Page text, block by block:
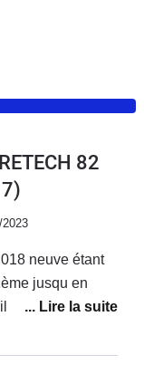
82
2023
neuve étant
jusqu en
++ à en
de réparation